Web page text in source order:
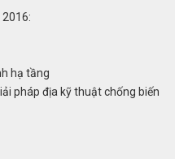
2016:
hạ tầng
pháp địa kỹ thuật chống biến